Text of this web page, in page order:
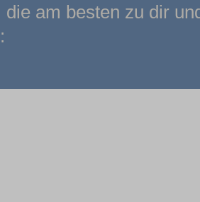
am besten zu dir